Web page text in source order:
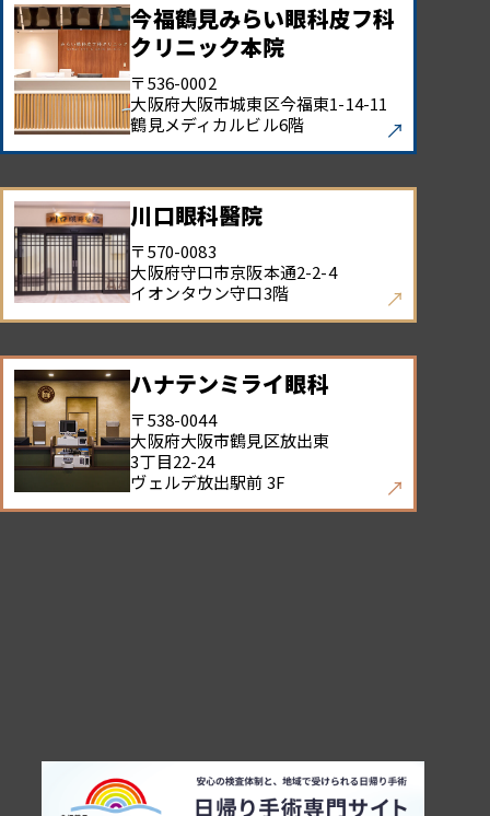
今福鶴見みらい眼科皮フ科
クリニック本院
〒536-0002
大阪府大阪市城東区今福東1-14-11
鶴見メディカルビル6階
川口眼科醫院
〒570-0083
大阪府守口市京阪本通2-2-4
イオンタウン守口3階
ハナテンミライ眼科
〒538-0044
大阪府大阪市鶴見区放出東
3丁目22-24
ヴェルデ放出駅前 3F